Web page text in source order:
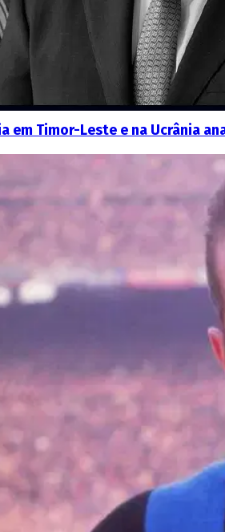
em Timor-Leste e na Ucrânia